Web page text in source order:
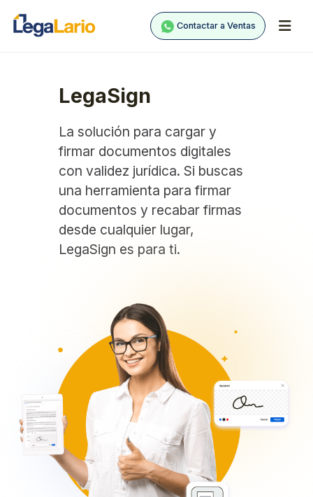
Contactar a Ventas
LegaSign
La solución para cargar y
firmar documentos digitales
con validez jurídica. Si buscas
una herramienta para firmar
documentos y recabar firmas
desde cualquier lugar,
LegaSign es para ti.